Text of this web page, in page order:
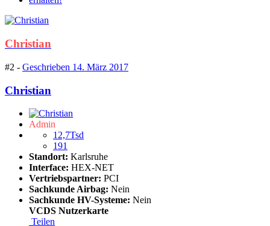
Christian
#2 - Geschrieben 14. März 2017
Christian
Admin
12,7Tsd
191
Standort: Karlsruhe
Interface: HEX-NET
Vertriebspartner: PCI
Sachkunde Airbag: Nein
Sachkunde HV-Systeme: Nein
VCDS Nutzerkarte
Teilen